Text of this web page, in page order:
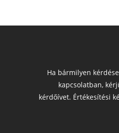
Ha bármilyen
kapcsolatban,
kérdőívet. Értékesítési